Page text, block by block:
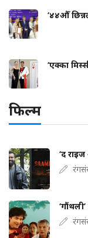
‘४४औँ
‘एक्का
फिल्म
‘द राइज